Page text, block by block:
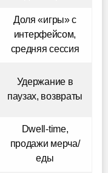
Доля «игры» с
интерфейсом,
средняя сессия
Удержание в
паузах, возвраты
Dwell-time,
продажи мерча/
еды